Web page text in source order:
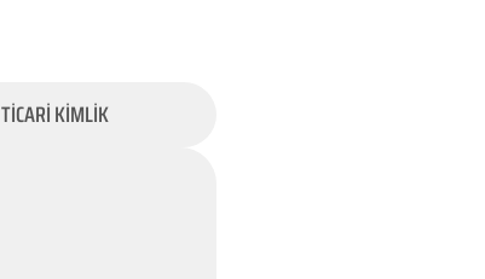
TİCARİ KİMLİK